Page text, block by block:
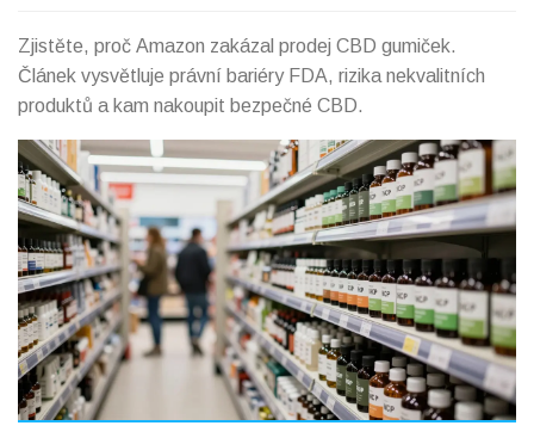
Zjistěte, proč Amazon zakázal prodej CBD gumiček.
Článek vysvětluje právní bariéry FDA, rizika nekvalitních
produktů a kam nakoupit bezpečné CBD.